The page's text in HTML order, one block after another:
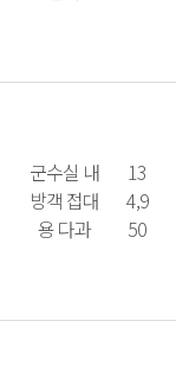
군수실 내
방객 접대
용 다과
13
4,9
50